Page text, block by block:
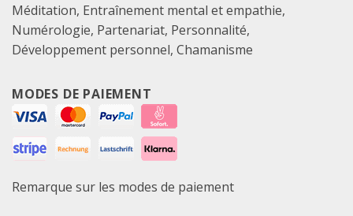
Méditation Entraînement mental et empathie
Numérologie Partenariat Personnalité
Développement personnel Chamanisme
MODES DE PAIEMENT
Remarque sur les modes de paiement